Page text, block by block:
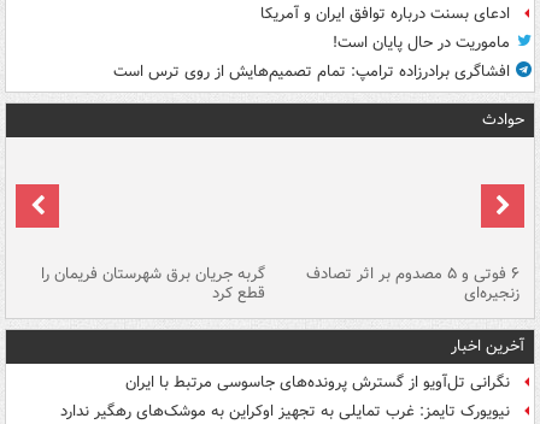
ادعای بسنت درباره توافق ایران و آمریکا
ماموریت در حال پایان است!
افشاگری برادرزاده ترامپ: تمام تصمیم‌هایش از روی ترس است
حوادث
۶ فوتی و ۵ مصدوم بر اثر تصادف
زنجیره‌ای
گربه جریان برق شهرستان فریمان را
قطع کرد
آخرین اخبار
نگرانی تل‌آویو از گسترش پرونده‌های جاسوسی مرتبط با ایران
نیویورک تایمز: غرب تمایلی به تجهیز اوکراین به موشک‌های رهگیر ندارد